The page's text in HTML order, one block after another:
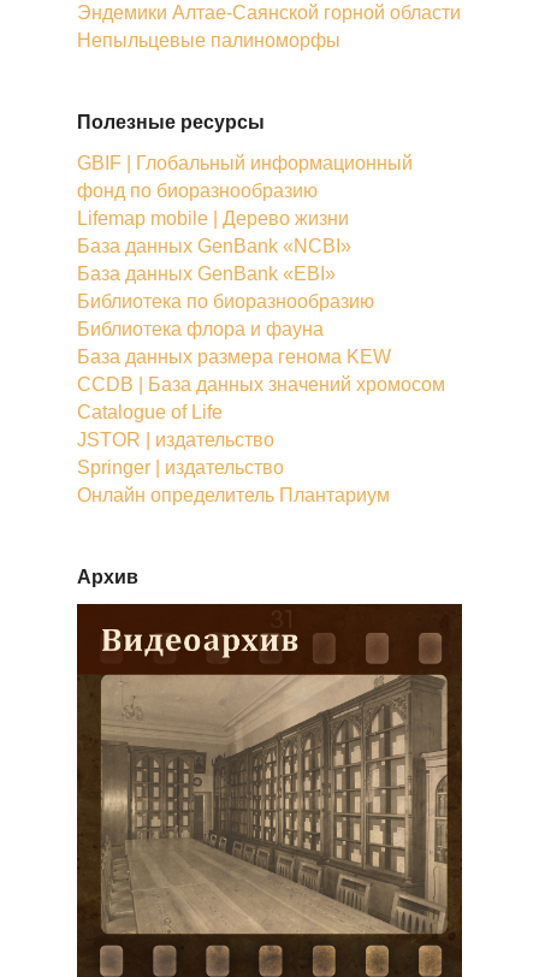
Эндемики Алтае-Саянской горной области
Непыльцевые палиноморфы
Полезные ресурсы
GBIF | Глобальный информационный
фонд по биоразнообразию
Lifemap mobile | Дерево жизни
База данных GenBank «NCBI»
База данных GenBank «EBI»
Библиотека по биоразнообразию
Библиотека флора и фауна
База данных размера генома KEW
CCDB | База данных значений хромосом
Catalogue of Life
JSTOR | издательство
Springer | издательство
Онлайн определитель Плантариум
Архив